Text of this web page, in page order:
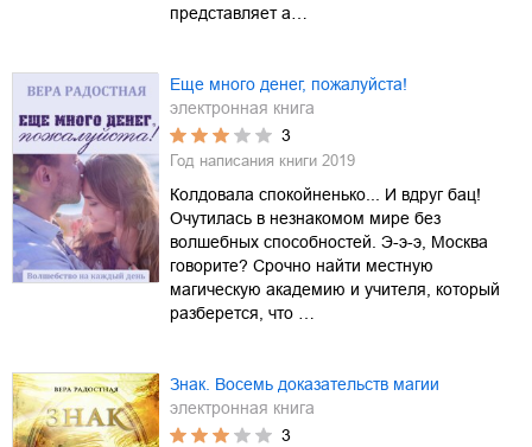
представляет а…
Еще много денег, пожалуйста!
электронная книга
3
Год написания книги 2019
Колдовала спокойненько... И вдруг бац!
Очутилась в незнакомом мире без
волшебных способностей. Э-э-э, Москва
говорите? Срочно найти местную
магическую академию и учителя, который
разберется, что …
Знак. Восемь доказательств магии
электронная книга
3